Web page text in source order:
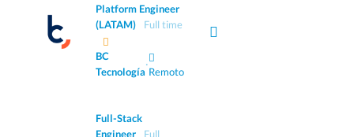
Platform Engineer
(LATAM)
Full time
BC
Tecnología
·
Remoto
Full-Stack
Engineer
Full